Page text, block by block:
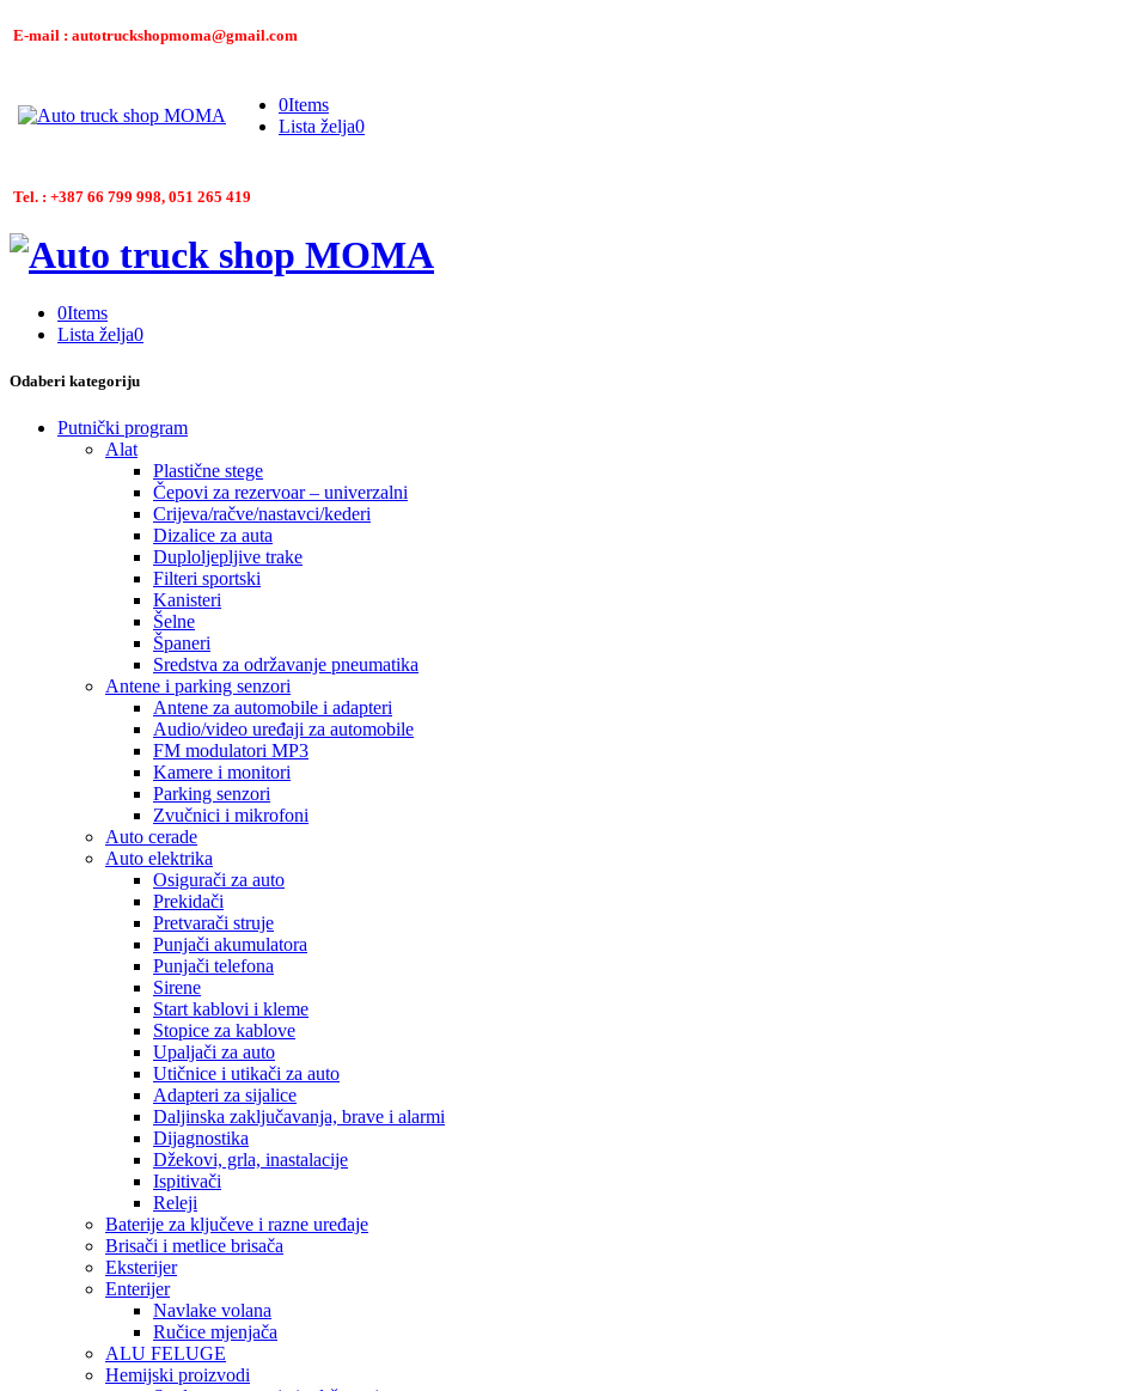
E-mail : autotruckshopmoma@gmail.com
0Items
Lista želja0
Tel. : +387 66 799 998, 051 265 419
0Items
Lista želja0
Odaberi kategoriju
Putnički program
Alat
Plastične stege
Čepovi za rezervoar – univerzalni
Crijeva/račve/nastavci/kederi
Dizalice za auta
Duploljepljive trake
Filteri sportski
Kanisteri
Šelne
Španeri
Sredstva za održavanje pneumatika
Antene i parking senzori
Antene za automobile i adapteri
Audio/video uređaji za automobile
FM modulatori MP3
Kamere i monitori
Parking senzori
Zvučnici i mikrofoni
Auto cerade
Auto elektrika
Osigurači za auto
Prekidači
Pretvarači struje
Punjači akumulatora
Punjači telefona
Sirene
Start kablovi i kleme
Stopice za kablove
Upaljači za auto
Utičnice i utikači za auto
Adapteri za sijalice
Daljinska zaključavanja, brave i alarmi
Dijagnostika
Džekovi, grla, inastalacije
Ispitivači
Releji
Baterije za ključeve i razne uređaje
Brisači i metlice brisača
Eksterijer
Enterijer
Navlake volana
Ručice mjenjača
ALU FELUGE
Hemijski proizvodi